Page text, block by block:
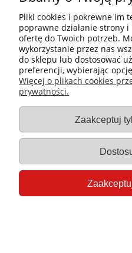
Młynek do soli
ciemne
Wariant
35,67 zł
29,00
Do
Pliki cookies i pokrewne im
poprawne działanie strony
ofertę do Twoich potrzeb.
wykorzystanie przez nas
do sklepu lub dostosować
preferencji, wybierając
Więcej o plikach cookies
prywatności.
Zaakceptuj